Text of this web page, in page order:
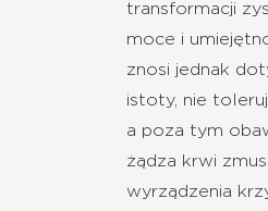
transformacji
moce i
znosi jednak
istoty, nie
a poza tym
żądza krwi
wyrządzenia